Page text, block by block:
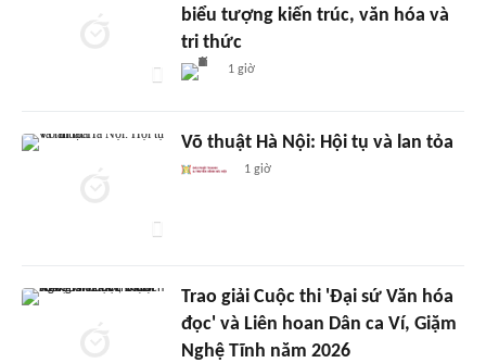
biểu tượng kiến trúc, văn hóa và
tri thức
1 giờ
Võ thuật Hà Nội: Hội tụ và lan tỏa
1 giờ
Trao giải Cuộc thi 'Đại sứ Văn hóa
đọc' và Liên hoan Dân ca Ví, Giặm
Nghệ Tĩnh năm 2026